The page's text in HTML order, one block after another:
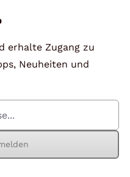
erhalte Zugang zu
Neuheiten und